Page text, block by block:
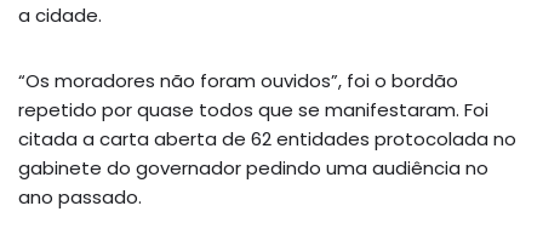
a cidade.
“Os moradores não foram ouvidos”, foi o bordão
repetido por quase todos que se manifestaram. Foi
citada a carta aberta de 62 entidades protocolada no
gabinete do governador pedindo uma audiência no
ano passado.